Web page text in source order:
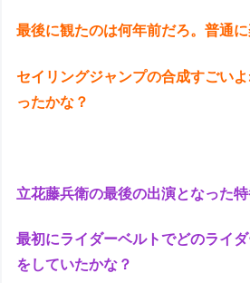
最後に観たのは何年前だろ。普通に
セイリングジャンプの合成すごい
ったかな？
立花藤兵衛の最後の出演となった
最初にライダーベルトでどのライ
をしていたかな？